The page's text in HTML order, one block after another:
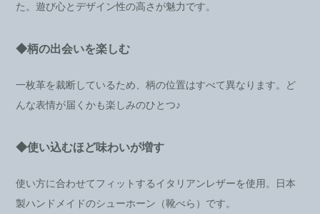
た。遊び心とデザイン性の高さが魅力です。
◆柄の出会いを楽しむ
一枚革を裁断しているため、柄の位置はすべて異なります。ど
んな表情が届くかも楽しみのひとつ♪
◆使い込むほど味わいが増す
使い方に合わせてフィットするイタリアンレザーを使用。日本
製ハンドメイドのシューホーン（靴べら）です。